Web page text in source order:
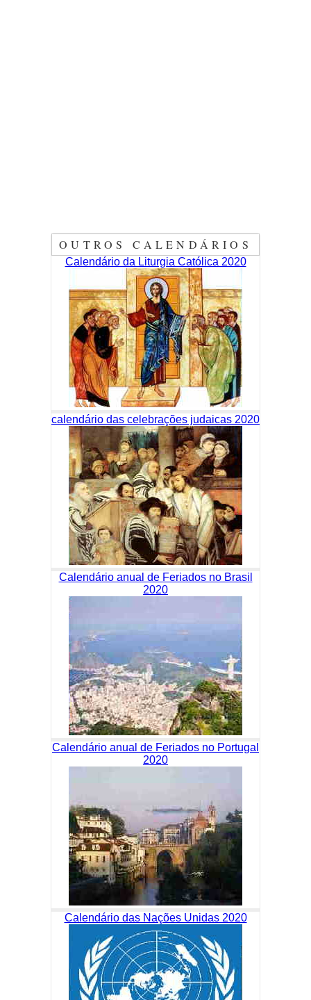
OUTROS CALENDÁRIOS
Calendário da Liturgia Católica 2020
calendário das celebrações judaicas 2020
Calendário anual de Feriados no Brasil
2020
Calendário anual de Feriados no Portugal
2020
Calendário das Nações Unidas 2020